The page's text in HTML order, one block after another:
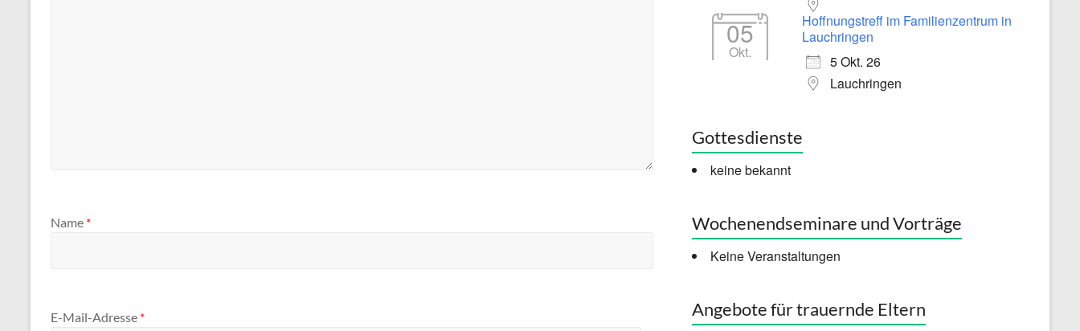
Name *
E-Mail-Adresse *
05
Okt.
Hoffnungstreff im Familienzentrum in
Lauchringen
5 Okt. 26
Lauchringen
Gottesdienste
keine bekannt
Wochenendseminare und Vorträge
Keine Veranstaltungen
Angebote für trauernde Eltern